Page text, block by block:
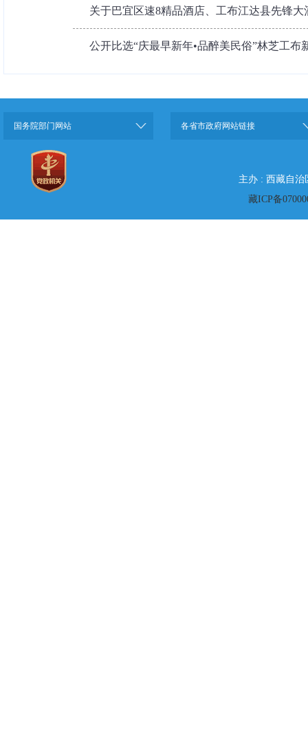
关于巴宜区速8精品酒店、工布江达县先锋
公开比选“庆最早新年•品醉美民俗”林芝工布
国务院部门网站 各省市政府网站链接
主办 : 西藏自治
藏ICP备